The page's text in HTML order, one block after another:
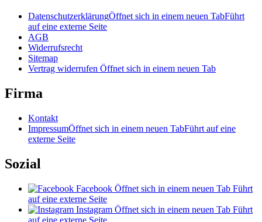
DatenschutzerklärungÖffnet sich in einem neuen TabFührt
auf eine externe Seite
AGB
Widerrufsrecht
Sitemap
Vertrag widerrufen Öffnet sich in einem neuen Tab
Firma
Kontakt
ImpressumÖffnet sich in einem neuen TabFührt auf eine
externe Seite
Sozial
Facebook Öffnet sich in einem neuen Tab Führt
auf eine externe Seite
Instagram Öffnet sich in einem neuen Tab Führt
auf eine externe Seite